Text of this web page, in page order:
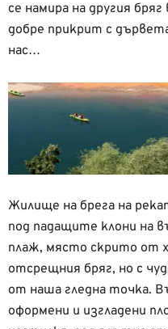
се намира на другия
добре прикрит с
нас…
Жилище на брега на
под падащите клони на
плаж, място скрито от
отсрещния бряг, но с
от наша гледна точка.
оформени и изгладени